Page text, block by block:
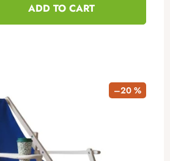
ADD TO CART
–20 %